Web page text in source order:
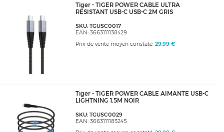
Tiger - TIGER POWER CABLE ULTRA
RESISTANT USB-C USB-C 2M GRIS
SKU: TGUSC0017
EAN: 3663111138429
Prix de vente moyen constaté: 29,99 €
Tiger - TIGER POWER CABLE AIMANTE USB-C
LIGHTNING 1,5M NOIR
SKU: TGUSC0029
EAN: 3663111183245